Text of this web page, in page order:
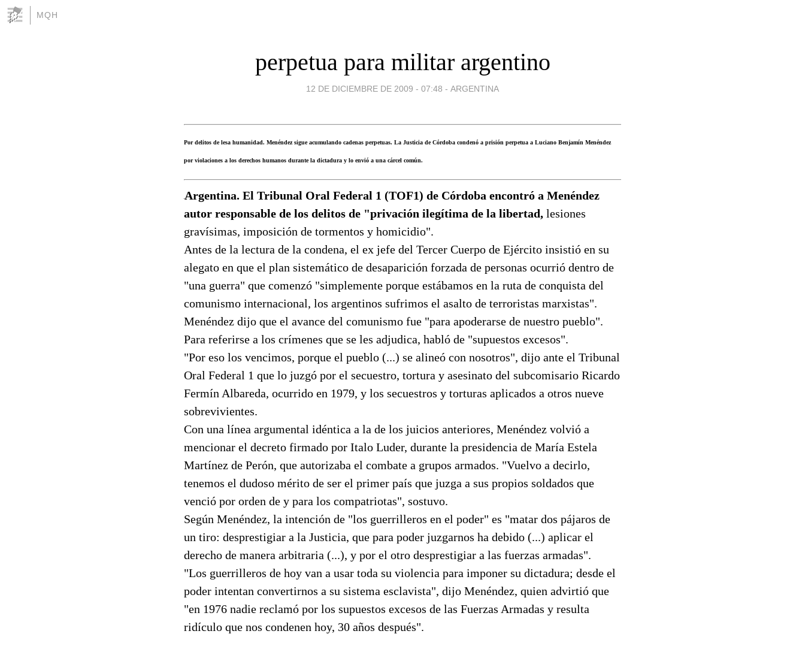
MQH
perpetua para militar argentino
12 DE DICIEMBRE DE 2009 - 07:48 - ARGENTINA
Por delitos de lesa humanidad. Menéndez sigue acumulando cadenas perpetuas. La Justicia de Córdoba condenó a prisión perpetua a Luciano Benjamín Menéndez
por violaciones a los derechos humanos durante la dictadura y lo envió a una cárcel común.
Argentina. El Tribunal Oral Federal 1 (TOF1) de Córdoba encontró a Menéndez
autor responsable de los delitos de "privación ilegítima de la libertad, lesiones
gravísimas, imposición de tormentos y homicidio".
Antes de la lectura de la condena, el ex jefe del Tercer Cuerpo de Ejército insistió en su
alegato en que el plan sistemático de desaparición forzada de personas ocurrió dentro de
"una guerra" que comenzó "simplemente porque estábamos en la ruta de conquista del
comunismo internacional, los argentinos sufrimos el asalto de terroristas marxistas".
Menéndez dijo que el avance del comunismo fue "para apoderarse de nuestro pueblo".
Para referirse a los crímenes que se les adjudica, habló de "supuestos excesos".
"Por eso los vencimos, porque el pueblo (...) se alineó con nosotros", dijo ante el Tribunal
Oral Federal 1 que lo juzgó por el secuestro, tortura y asesinato del subcomisario Ricardo
Fermín Albareda, ocurrido en 1979, y los secuestros y torturas aplicados a otros nueve
sobrevivientes.
Con una línea argumental idéntica a la de los juicios anteriores, Menéndez volvió a
mencionar el decreto firmado por Italo Luder, durante la presidencia de María Estela
Martínez de Perón, que autorizaba el combate a grupos armados. "Vuelvo a decirlo,
tenemos el dudoso mérito de ser el primer país que juzga a sus propios soldados que
venció por orden de y para los compatriotas", sostuvo.
Según Menéndez, la intención de "los guerrilleros en el poder" es "matar dos pájaros de
un tiro: desprestigiar a la Justicia, que para poder juzgarnos ha debido (...) aplicar el
derecho de manera arbitraria (...), y por el otro desprestigiar a las fuerzas armadas".
"Los guerrilleros de hoy van a usar toda su violencia para imponer su dictadura; desde el
poder intentan convertirnos a su sistema esclavista", dijo Menéndez, quien advirtió que
"en 1976 nadie reclamó por los supuestos excesos de las Fuerzas Armadas y resulta
ridículo que nos condenen hoy, 30 años después".